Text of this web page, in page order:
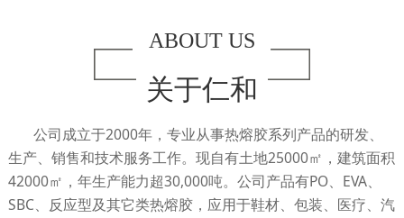
ABOUT US
关于仁和
公司成立于2000年，专业从事热熔胶系列产品的研发、
生产、销售和技术服务工作。现自有土地25000㎡，建筑面积
42000㎡，年生产能力超30,000吨。公司产品有PO、EVA、
SBC、反应型及其它类热熔胶，应用于鞋材、包装、医疗、汽